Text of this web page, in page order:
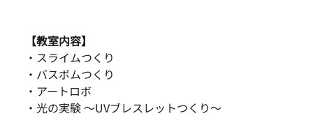
【教室内容】
・スライムつくり
・バスボムつくり
・アートロボ
・光の実験 〜UVブレスレットつくり〜